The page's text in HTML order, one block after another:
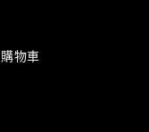
購物車